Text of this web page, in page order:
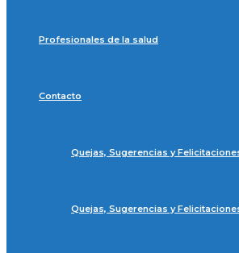
Profesionales de la salud
Contacto
Quejas, Sugerencias y
Quejas, Sugerencias y